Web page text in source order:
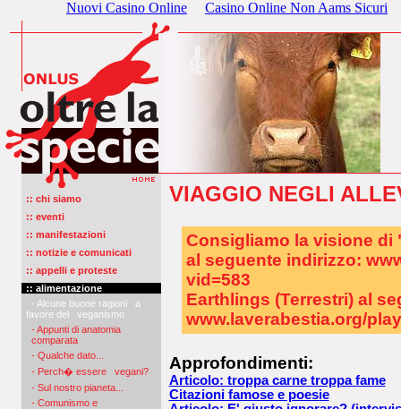
Nuovi Casino Online Casino Online Non Aams Sicuri
:: chi siamo
:: eventi
:: manifestazioni
:: notizie e comunicati
:: appelli e proteste
:: alimentazione
- Alcune buone ragioni a
favore del veganismo
- Appunti di anatomia
comparata
- Qualche dato...
- Perch� essere vegani?
- Sul nostro pianeta...
- Comunismo e
VIAGGIO NEGLI
Consigliamo la visione di
al seguente indirizzo:
vid=583
Earthlings (Terrestri) al
www.laverabestia.org/
Approfondimenti:
Articolo: troppa carne troppa fame
Citazioni famose e poesie